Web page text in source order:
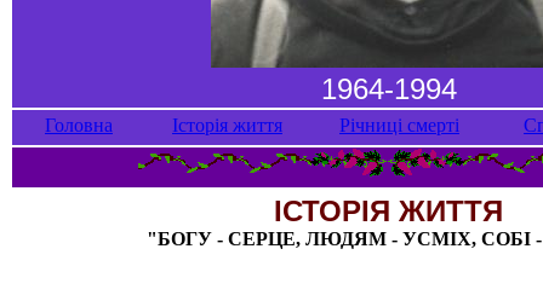
1964-1994
Головна Історія життя Річниці смерті
ІСТОРІЯ ЖИТТЯ
"БОГУ - СЕРЦЕ, ЛЮДЯМ - УСМІХ, СОБІ